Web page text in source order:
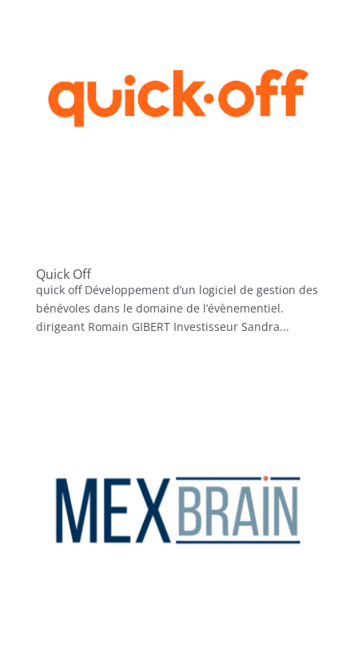
Quick Off
quick off Développement d’un logiciel de gestion des
bénévoles dans le domaine de l’évènementiel.
dirigeant Romain GIBERT Investisseur Sandra...